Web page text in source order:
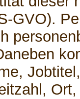
GVO).